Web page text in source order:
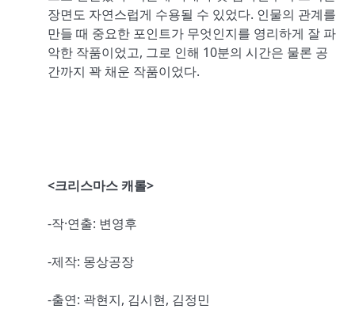
장면도 자연스럽게 수용될 수 있었다. 인물의 관계를
만들 때 중요한 포인트가 무엇인지를 영리하게 잘 파
악한 작품이었고, 그로 인해 10분의 시간은 물론 공
간까지 꽉 채운 작품이었다.
<크리스마스 캐롤>
-작·연출: 변영후
-제작: 몽상공장
-출연: 곽현지, 김시현, 김정민